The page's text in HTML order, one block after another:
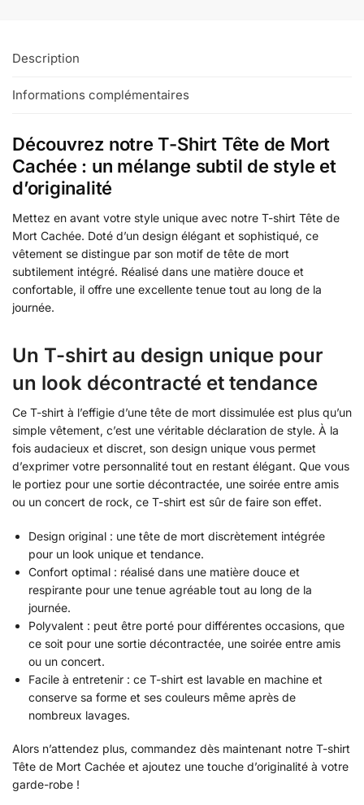
Description
Informations complémentaires
Découvrez notre T-Shirt Tête de Mort
Cachée : un mélange subtil de style et
d’originalité
Mettez en avant votre style unique avec notre T-shirt Tête de
Mort Cachée. Doté d’un design élégant et sophistiqué, ce
vêtement se distingue par son motif de tête de mort
subtilement intégré. Réalisé dans une matière douce et
confortable, il offre une excellente tenue tout au long de la
journée.
Un T-shirt au design unique pour
un look décontracté et tendance
Ce T-shirt à l’effigie d’une tête de mort dissimulée est plus qu’un
simple vêtement, c’est une véritable déclaration de style. À la
fois audacieux et discret, son design unique vous permet
d’exprimer votre personnalité tout en restant élégant. Que vous
le portiez pour une sortie décontractée, une soirée entre amis
ou un concert de rock, ce T-shirt est sûr de faire son effet.
Design original : une tête de mort discrètement intégrée
pour un look unique et tendance.
Confort optimal : réalisé dans une matière douce et
respirante pour une tenue agréable tout au long de la
journée.
Polyvalent : peut être porté pour différentes occasions, que
ce soit pour une sortie décontractée, une soirée entre amis
ou un concert.
Facile à entretenir : ce T-shirt est lavable en machine et
conserve sa forme et ses couleurs même après de
nombreux lavages.
Alors n’attendez plus, commandez dès maintenant notre T-shirt
Tête de Mort Cachée et ajoutez une touche d’originalité à votre
garde-robe !